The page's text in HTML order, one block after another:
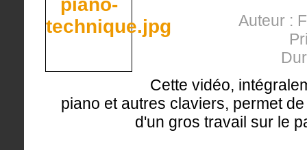
Auteur :
Cette vidéo,
piano et autres claviers, permet
d'un gros travail sur le